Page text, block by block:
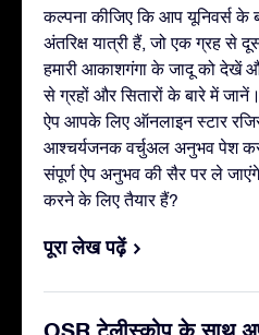
कल्पना कीजिए कि आप यूनिवर्स
अंतरिक्ष यात्री हैं, जो एक ग्रह से
हमारी आकाशगंगा के जादू को देखें
से ग्रहों और सितारों के बारे में
ऐप आपके लिए ऑनलाइन स्टार
आश्चर्यजनक वर्चुअल अनुभव पेश
संपूर्ण ऐप अनुभव की सैर पर ले
करने के लिए तैयार हैं?
पूरा लेख पढ़ें
OSR टेलीस्कोप के साथ